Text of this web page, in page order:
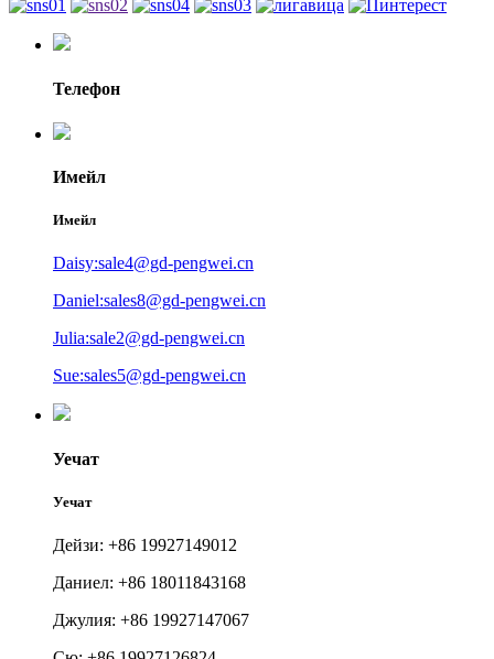
Телефон
Имейл
Имейл
Daisy:sale4@gd-pengwei.cn
Daniel:sales8@gd-pengwei.cn
Julia:sale2@gd-pengwei.cn
Sue:sales5@gd-pengwei.cn
Уечат
Уечат
Дейзи: +86 19927149012
Даниел: +86 18011843168
Джулия: +86 19927147067